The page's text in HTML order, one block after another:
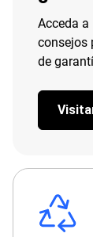
Acceda
consejos
de